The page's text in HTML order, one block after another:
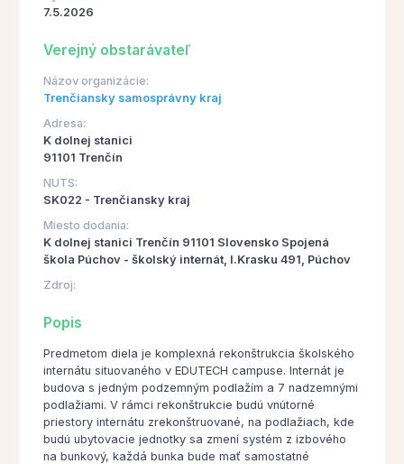
7.5.2026
Verejný obstarávateľ
Názov organizácie:
Trenčiansky samosprávny kraj
Adresa:
K dolnej stanici
91101 Trenčín
NUTS:
SK022 - Trenčiansky kraj
Miesto dodania:
K dolnej stanici Trenčín 91101 Slovensko Spojená
škola Púchov - školský internát, I.Krasku 491, Púchov
Zdroj:
Popis
Predmetom diela je komplexná rekonštrukcia školského
internátu situovaného v EDUTECH campuse. Internát je
budova s jedným podzemným podlažím a 7 nadzemnými
podlažiami. V rámci rekonštrukcie budú vnútorné
priestory internátu zrekonštruované, na podlažiach, kde
budú ubytovacie jednotky sa zmení systém z izbového
na bunkový, každá bunka bude mať samostatné